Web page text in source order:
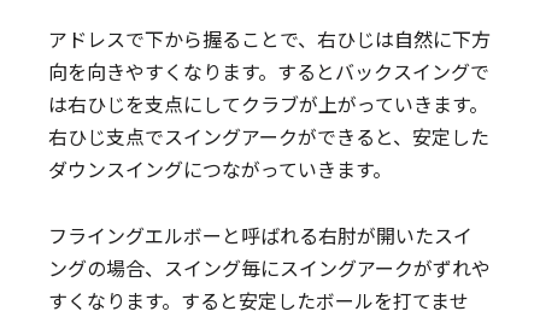
アドレスで下から握ることで、右ひじは自然に下方
向を向きやすくなります。するとバックスイングで
は右ひじを支点にしてクラブが上がっていきます。
右ひじ支点でスイングアークができると、安定した
ダウンスイングにつながっていきます。
フライングエルボーと呼ばれる右肘が開いたスイ
ングの場合、スイング毎にスイングアークがずれや
すくなります。すると安定したボールを打てませ